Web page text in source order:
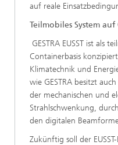
auf reale
Teilmobiles System
GESTRA EUSST ist als
Containerbasis
Klimatechnik und
wie GESTRA besitzt
der mechanischen und
Strahlschwenkung,
den digitalen
Zukünftig soll der